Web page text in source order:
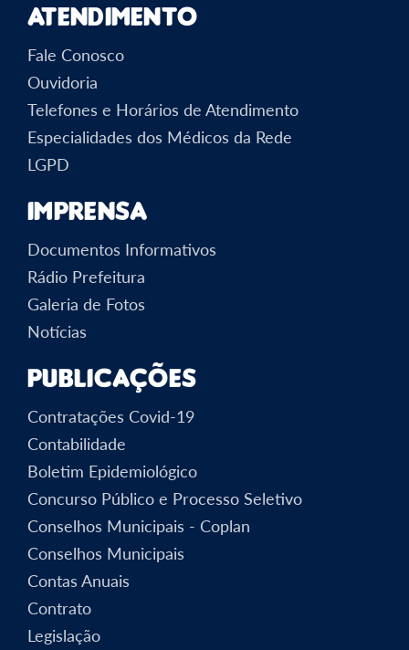
Atendimento
Fale Conosco
Ouvidoria
Telefones e Horários de Atendimento
Especialidades dos Médicos da Rede
LGPD
Imprensa
Documentos Informativos
Rádio Prefeitura
Galeria de Fotos
Notícias
Publicações
Contratações Covid-19
Contabilidade
Boletim Epidemiológico
Concurso Público e Processo Seletivo
Conselhos Municipais - Coplan
Conselhos Municipais
Contas Anuais
Contrato
Legislação